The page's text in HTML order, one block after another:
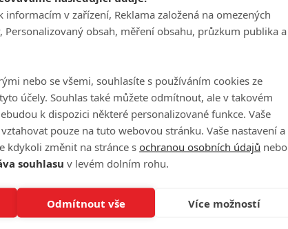
v zařízení, Reklama založená na omezených
Personalizovaný obsah, měření obsahu, průzkum publika a
nebo se všemi, souhlasíte s používáním cookies ze
účely. Souhlas také můžete odmítnout, ale v takovém
k dispozici některé personalizované funkce. Vaše
pouze na tuto webovou stránku. Vaše nastavení a
kdykoli změnit na stránce sochranou osobních údajů nebo
souhlasu v levém dolním rohu.
Odmítnout vše Více možností